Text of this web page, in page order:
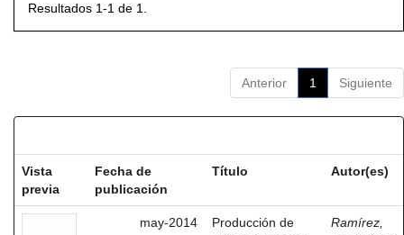
Resultados 1-1 de 1.
Anterior 1 Siguiente
Vista
previa
Fecha de
publicación
Título Autor(es)
may-2014
Producción de
Ramírez,